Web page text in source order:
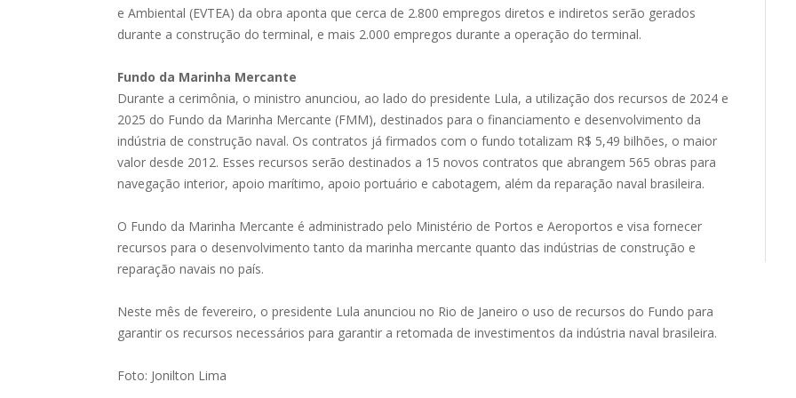
e Ambiental (EVTEA) da obra aponta que cerca de 2.800 empregos diretos e indiretos serão gerados
durante a construção do terminal, e mais 2.000 empregos durante a operação do terminal.
Fundo da Marinha Mercante
Durante a cerimônia, o ministro anunciou, ao lado do presidente Lula, a utilização dos recursos de 2024 e
2025 do Fundo da Marinha Mercante (FMM), destinados para o financiamento e desenvolvimento da
indústria de construção naval. Os contratos já firmados com o fundo totalizam R$ 5,49 bilhões, o maior
valor desde 2012. Esses recursos serão destinados a 15 novos contratos que abrangem 565 obras para
navegação interior, apoio marítimo, apoio portuário e cabotagem, além da reparação naval brasileira.
O Fundo da Marinha Mercante é administrado pelo Ministério de Portos e Aeroportos e visa fornecer
recursos para o desenvolvimento tanto da marinha mercante quanto das indústrias de construção e
reparação navais no país.
Neste mês de fevereiro, o presidente Lula anunciou no Rio de Janeiro o uso de recursos do Fundo para
garantir os recursos necessários para garantir a retomada de investimentos da indústria naval brasileira.
Foto: Jonilton Lima